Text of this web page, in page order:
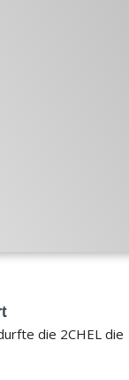
die 2CHEL die